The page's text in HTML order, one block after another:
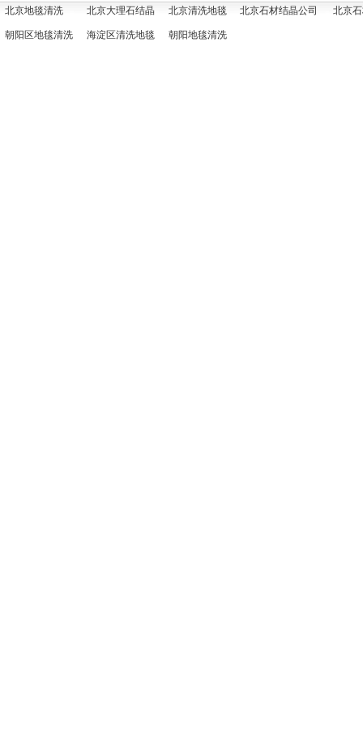
北京地毯清洗 北京大理石结晶 北京清洗地毯 北京石材结晶公司 北京
朝阳区地毯清洗 海淀区清洗地毯 朝阳地毯清洗